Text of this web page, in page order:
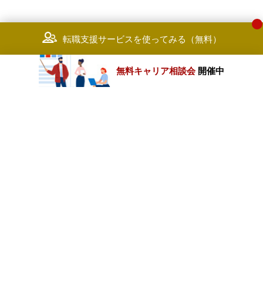
転職支援サービスを使ってみる（無料）
無料キャリア相談会 開催中